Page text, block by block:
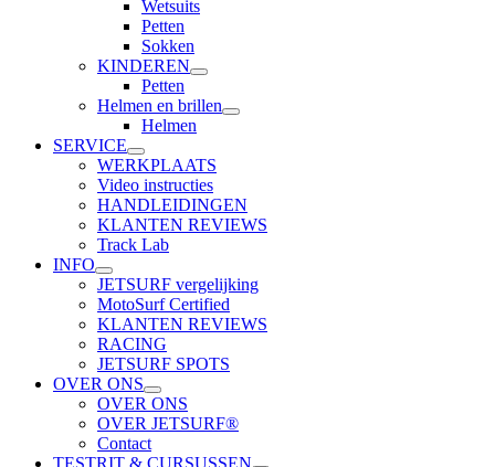
Wetsuits
Petten
Sokken
KINDEREN
Petten
Helmen en brillen
Helmen
SERVICE
WERKPLAATS
Video instructies
HANDLEIDINGEN
KLANTEN REVIEWS
Track Lab
INFO
JETSURF vergelijking
MotoSurf Certified
KLANTEN REVIEWS
RACING
JETSURF SPOTS
OVER ONS
OVER ONS
OVER JETSURF®
Contact
TESTRIT & CURSUSSEN